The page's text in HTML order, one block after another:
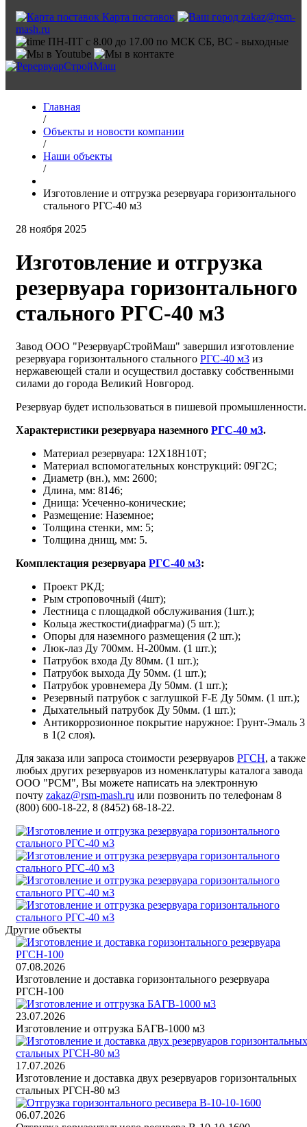
Карта поставок
zakaz@rsm-
mash.ru
ПН-ПТ с 8.00 до 17.00 по МСК СБ, ВС - выходные
Главная
/
Объекты и новости компании
/
Наши объекты
/
Изготовление и отгрузка резервуара горизонтального
стального РГС-40 м3
28 ноября 2025
Изготовление и отгрузка
резервуара горизонтального
стального РГС-40 м3
Завод ООО "РезервуарСтройМаш" завершил изготовление
резервуара горизонтального стального РГС-40 м3 из
нержавеющей стали и осуществил доставку собственными
силами до города Великий Новгород.
Резервуар будет использоваться в пишевой промышленности.
Характеристики резервуара наземного РГС-40 м3.
Материал резервуара: 12Х18Н10Т;
Материал вспомогательных конструкций: 09Г2С;
Диаметр (вн.), мм: 2600;
Длина, мм: 8146;
Днища: Усеченно-конические;
Размещение: Наземное;
Толщина стенки, мм: 5;
Толщина днищ, мм: 5.
Комплектация резервуара РГС-40 м3:
Проект РКД;
Рым строповочный (4шт);
Лестница с площадкой обслуживания (1шт.);
Кольца жесткости(диафрагма) (5 шт.);
Опоры для наземного размещения (2 шт.);
Люк-лаз Ду 700мм. Н-200мм. (1 шт.);
Патрубок входа Ду 80мм. (1 шт.);
Патрубок выхода Ду 50мм. (1 шт.);
Патрубок уровнемера Ду 50мм. (1 шт.);
Резервный патрубок с заглушкой F-E Ду 50мм. (1 шт.);
Дыхательный патрубок Ду 50мм. (1 шт.);
Антикоррозионное покрытие наружное: Грунт-Эмаль 3
в 1(2 слоя).
Для заказа или запроса стоимости резервуаров РГСН, а также
любых других резервуаров из номенклатуры каталога завода
ООО "РСМ", Вы можете написать на электронную
почту zakaz@rsm-mash.ru или позвонить по телефонам 8
(800) 600-18-22, 8 (8452) 68-18-22.
Другие объекты
07.08.2026
Изготовление и доставка горизонтального резервуара
РГСН-100
23.07.2026
Изготовление и отгрузка БАГВ-1000 м3
17.07.2026
Изготовление и доставка двух резервуаров горизонтальных
стальных РГСН-80 м3
06.07.2026